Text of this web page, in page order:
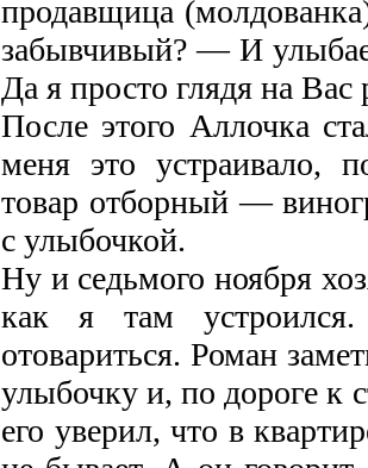
продавщица
забывчивый? — И
Да я просто глядя на Вас
После этого Аллочка
меня это устраивало,
товар отборный —
с улыбочкой.
Ну и седьмого ноября
как я там
отовариться. Роман
улыбочку и, по дороге к
его уверил, что в